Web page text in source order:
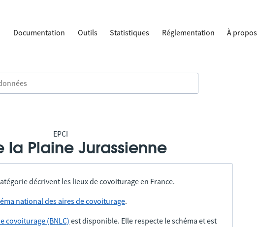
Documentation Outils Statistiques Réglementation À propos
EPCI
la Plaine Jurassienne
décrivent les lieux de covoiturage en France.
national des aires de covoiturage.
covoiturage (BNLC) est disponible. Elle respecte le schéma et est